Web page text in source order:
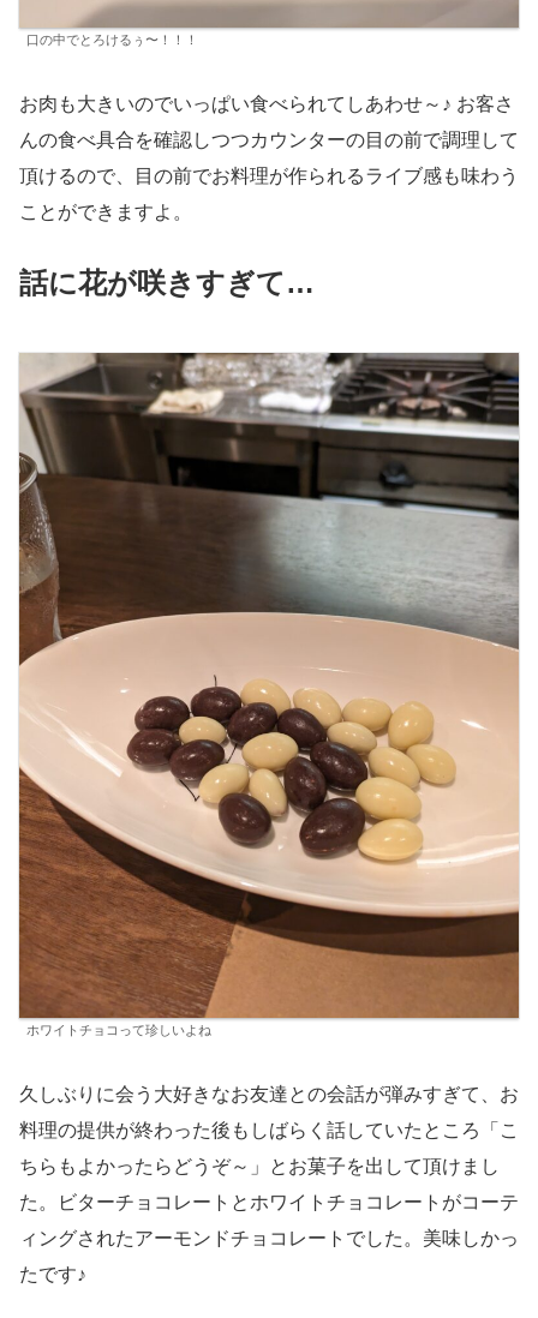
口の中でとろけるぅ〜！！！
お肉も大きいのでいっぱい食べられてしあわせ～♪ お客さ
んの食べ具合を確認しつつカウンターの目の前で調理して
頂けるので、目の前でお料理が作られるライブ感も味わう
ことができますよ。
話に花が咲きすぎて…
ホワイトチョコって珍しいよね
久しぶりに会う大好きなお友達との会話が弾みすぎて、お
料理の提供が終わった後もしばらく話していたところ「こ
ちらもよかったらどうぞ～」とお菓子を出して頂けまし
た。ビターチョコレートとホワイトチョコレートがコーテ
ィングされたアーモンドチョコレートでした。美味しかっ
たです♪